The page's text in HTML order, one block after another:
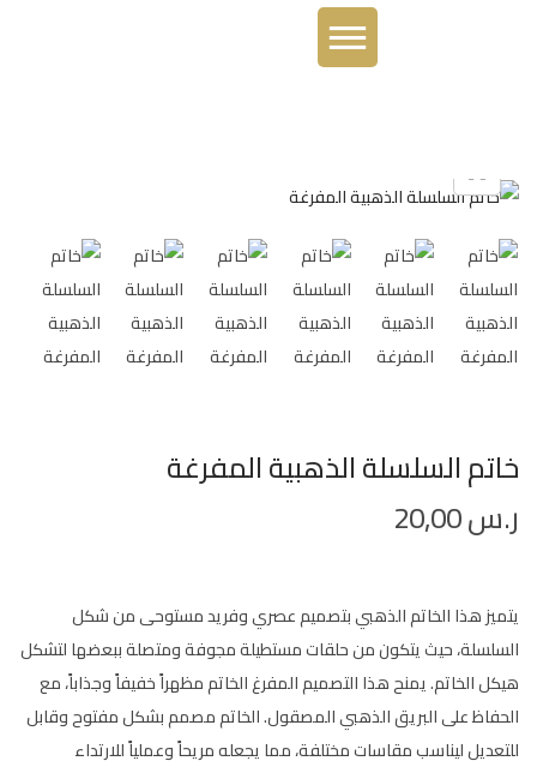
خاتم السلسلة الذهبية المفرغة
ر.س
يتميز هذا الخاتم الذهبي بتصميم عصري وفريد مستوحى من شكل
السلسلة، حيث يتكون من حلقات مستطيلة مجوفة ومتصلة ببعضها لتشكل
هيكل الخاتم. يمنح هذا التصميم المفرغ الخاتم مظهراً خفيفاً وجذاباً، مع
الحفاظ على البريق الذهبي المصقول. الخاتم مصمم بشكل مفتوح وقابل
للتعديل ليناسب مقاسات مختلفة، مما يجعله مريحاً وعملياً للارتداء